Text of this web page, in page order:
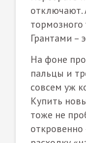
отключают.
Грантами –
На фоне
пальцы и
совсем уж
Купить
тоже не